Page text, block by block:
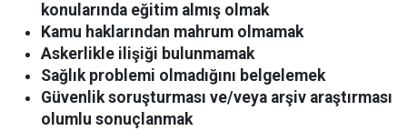
konularında eğitim almış olmak
Kamu haklarından mahrum olmamak
Askerlikle ilişiği bulunmamak
Sağlık problemi olmadığını belgelemek
Güvenlik soruşturması ve/veya arşiv araştırması
olumlu sonuçlanmak